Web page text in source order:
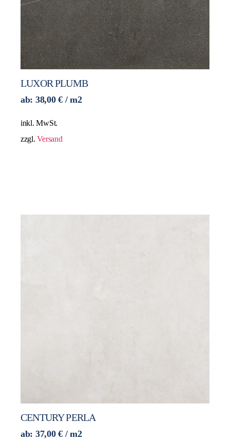
LUXOR PLUMB
ab: 38,00€ / m2
inkl. MwSt.
zzgl.Versand
CENTURY PERLA
ab: 37,00€ / m2